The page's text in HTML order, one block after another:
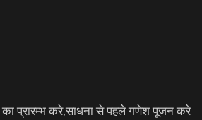
प्रारम्भ करे,साधना से पहले गणेश पूजन करे